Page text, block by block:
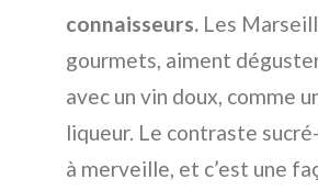
connaisseurs. Les
gourmets, aiment
avec un vin doux, comme
liqueur. Le contraste
à merveille, et c’est une